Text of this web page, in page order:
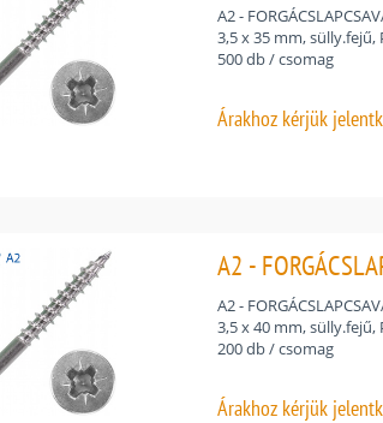
A2 -
3,5 x 35 mm, sülly.fejű,
500 db / csomag
Árakhoz kérjük
A2 -
A2 -
3,5 x 40 mm, sülly.fejű,
200 db / csomag
Árakhoz kérjük